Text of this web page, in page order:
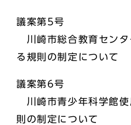
議案第5号
川崎市総合教育センタ
る規則の制定について
議案第6号
川崎市青少年科学館使
則の制定について